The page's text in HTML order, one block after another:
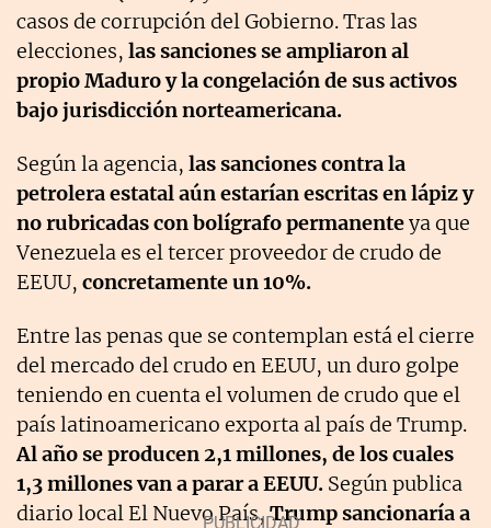
casos de corrupción del Gobierno. Tras las
elecciones, las sanciones se ampliaron al
propio Maduro y la congelación de sus activos
bajo jurisdicción norteamericana.
Según la agencia, las sanciones contra la
petrolera estatal aún estarían escritas en lápiz y
no rubricadas con bolígrafo permanenteya que
Venezuela es el tercer proveedor de crudo de
EEUU, concretamente un 10%.
Entre las penas que se contemplan está el cierre
del mercado del crudo en EEUU, un duro golpe
teniendo en cuenta el volumen de crudo que el
país latinoamericano exporta al país de Trump.
Al año se producen 2,1 millones, de los cuales
1,3 millones van a parar a EEUU. Según publica
diario local El Nuevo País,Trump sancionaría a